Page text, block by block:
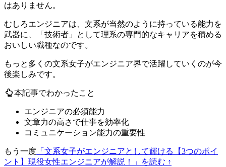
はありません。
むしろエンジニアは、文系が当然のように持っている能力を
武器に、「技術者」として理系の専門的なキャリアを積める
おいしい職種なのです。
もっと多くの文系女子がエンジニア界で活躍していくのが今
後楽しみです。
本記事でわかったこと
エンジニアの必須能力
文章力の高さで仕事を効率化
コミュニケーション能力の重要性
もう一度 「文系女子がエンジニアとして輝ける【3つのポイ
ント】現役女性エンジニアが解説！」を読む ↑